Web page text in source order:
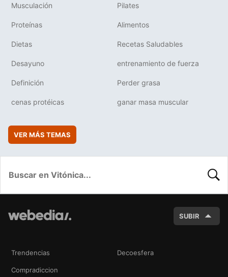
Musculación Pilates
Proteínas Alimentos
Dietas Recetas Saludables
Desayuno entrenamiento de fuerza
Definición Perder grasa
cenas protéicas ganar masa muscular
VER MÁS TEMAS
SUBIR
Trendencias Decoesfera
Compradiccion